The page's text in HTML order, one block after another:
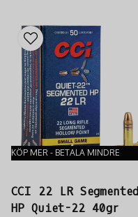
KÖP MER - BETALA MINDRE
CCI 22 LR Segmented
HP Quiet-22 40gr